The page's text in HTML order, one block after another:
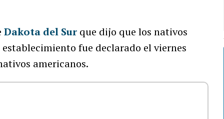
Dakota del Sur que dijo que los nativos
fue declarado el viernes
americanos.